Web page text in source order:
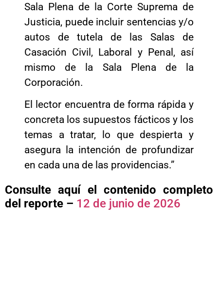
Sala Plena de la Corte Suprema de
Justicia, puede incluir sentencias y/o
autos de tutela de las Salas de
Casación Civil, Laboral y Penal, así
mismo de la Sala Plena de la
Corporación.
El lector encuentra de forma rápida y
concreta los supuestos fácticos y los
temas a tratar, lo que despierta y
asegura la intención de profundizar
en cada una de las providencias.”
Consulte aquí el contenido completo
del reporte – 12 de junio de 2026